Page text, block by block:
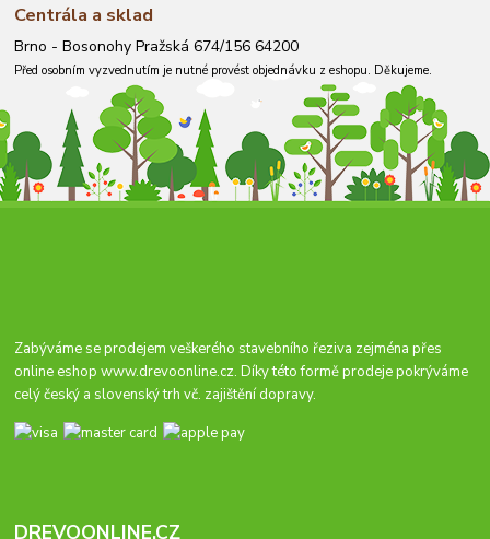
Centrála a sklad
Brno - Bosonohy Pražská 674/156 64200
Před osobním vyzvednutím je nutné provést objednávku z eshopu. Děkujeme.
Zabýváme se prodejem veškerého stavebního řeziva zejména přes
online eshopwww.drevoonline.cz. Díky této formě prodeje pokrýváme
celý český a slovenský trh vč. zajištění dopravy.
DREVOONLINE.CZ